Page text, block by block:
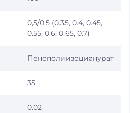
0,5/0,5 (0.35, 0.4, 0.45,
0.55, 0.6, 0.65, 0.7)
Пенополиизоцианурат
35
0.02